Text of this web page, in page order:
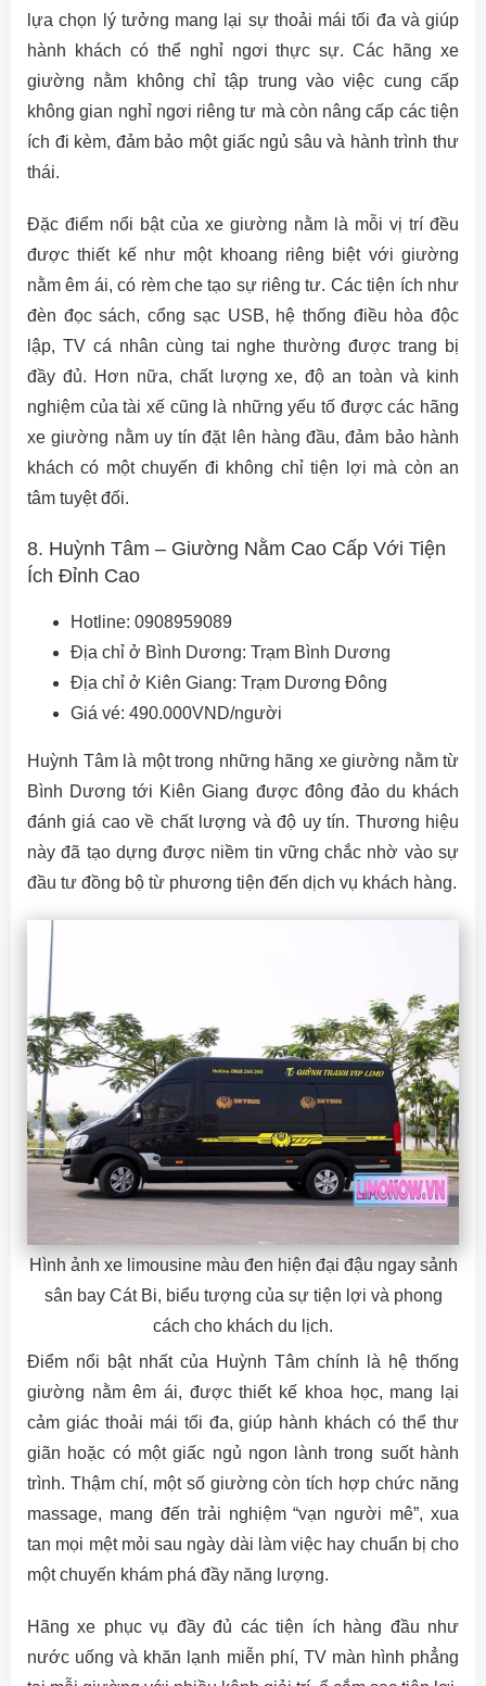
lựa chọn lý tưởng mang lại sự thoải mái tối đa và giúp
hành khách có thể nghỉ ngơi thực sự. Các hãng xe
giường nằm không chỉ tập trung vào việc cung cấp
không gian nghỉ ngơi riêng tư mà còn nâng cấp các tiện
ích đi kèm, đảm bảo một giấc ngủ sâu và hành trình thư
thái.
Đặc điểm nổi bật của xe giường nằm là mỗi vị trí đều
được thiết kế như một khoang riêng biệt với giường
nằm êm ái, có rèm che tạo sự riêng tư. Các tiện ích như
đèn đọc sách, cổng sạc USB, hệ thống điều hòa độc
lập, TV cá nhân cùng tai nghe thường được trang bị
đầy đủ. Hơn nữa, chất lượng xe, độ an toàn và kinh
nghiệm của tài xế cũng là những yếu tố được các hãng
xe giường nằm uy tín đặt lên hàng đầu, đảm bảo hành
khách có một chuyến đi không chỉ tiện lợi mà còn an
tâm tuyệt đối.
8. Huỳnh Tâm – Giường Nằm Cao Cấp Với Tiện
Ích Đỉnh Cao
Hotline: 0908959089
Địa chỉ ở Bình Dương: Trạm Bình Dương
Địa chỉ ở Kiên Giang: Trạm Dương Đông
Giá vé: 490.000VND/người
Huỳnh Tâm là một trong những hãng xe giường nằm từ
Bình Dương tới Kiên Giang được đông đảo du khách
đánh giá cao về chất lượng và độ uy tín. Thương hiệu
này đã tạo dựng được niềm tin vững chắc nhờ vào sự
đầu tư đồng bộ từ phương tiện đến dịch vụ khách hàng.
Hình ảnh xe limousine màu đen hiện đại đậu ngay sảnh
sân bay Cát Bi, biểu tượng của sự tiện lợi và phong
cách cho khách du lịch.
Điểm nổi bật nhất của Huỳnh Tâm chính là hệ thống
giường nằm êm ái, được thiết kế khoa học, mang lại
cảm giác thoải mái tối đa, giúp hành khách có thể thư
giãn hoặc có một giấc ngủ ngon lành trong suốt hành
trình. Thậm chí, một số giường còn tích hợp chức năng
massage, mang đến trải nghiệm “vạn người mê”, xua
tan mọi mệt mỏi sau ngày dài làm việc hay chuẩn bị cho
một chuyến khám phá đầy năng lượng.
Hãng xe phục vụ đầy đủ các tiện ích hàng đầu như
nước uống và khăn lạnh miễn phí, TV màn hình phẳng